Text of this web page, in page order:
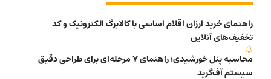
راهنمای خرید ارزان اقلام اساسی با کالابرگ الکترونیک و کد
تخفیف‌های آنلاین
محاسبه پنل خورشیدی؛ راهنمای 7 مرحله‌ای برای طراحی دقیق
سیستم آف‌گرید